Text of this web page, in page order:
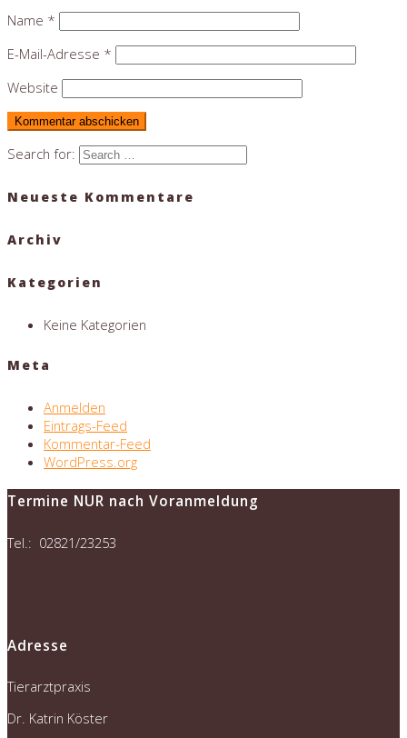
Name *
E-Mail-Adresse *
Website
Search for:
Neueste Kommentare
Archiv
Kategorien
Keine Kategorien
Meta
Anmelden
Eintrags-Feed
Kommentar-Feed
WordPress.org
Termine NUR nach Voranmeldung
Tel.: 02821/23253
Adresse
Tierarztpraxis
Dr. Katrin Köster